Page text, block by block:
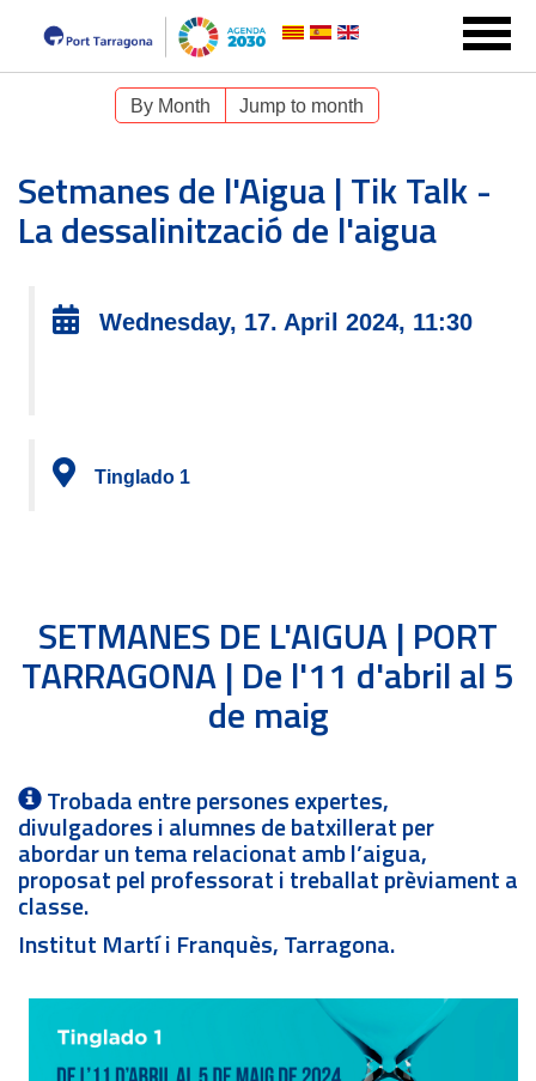
By Month Jump to month
Setmanes de l'Aigua | Tik Talk -
La dessalinització de l'aigua
Wednesday, 17. April 2024, 11:30
Tinglado 1
SETMANES DE L'AIGUA | PORT
TARRAGONA | De l'11 d'abril al 5
de maig
Trobada entre persones expertes,
divulgadores i alumnes de batxillerat per
abordar un tema relacionat amb l’aigua,
proposat pel professorat i treballat prèviament a
classe.
Institut Martí i Franquès, Tarragona.